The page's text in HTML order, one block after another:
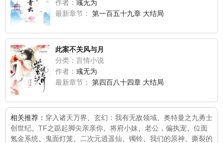
作者： 彧无为
最新章节：
第一百五十九章 大结局
此案不关风与月
分类：言情小说
作者： 彧无为
最新章节：
第四百八十四章 大结局
相关推荐： 穿入诸天万界 玄幻：我有无敌领域
奥特曼之九勇士
创世纪
TF之踮起脚尖亲亲你 将府小妹 老公，偏执宠
位面
氪金系统
鬼面灯笼 二次元逍遥仙 镯铃 我们的原神
撕裂的